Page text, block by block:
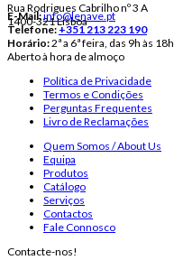
Rua Rodrigues Cabrilho nº 3 A
1400-321 Lisboa
E-Mail:info@lenave.pt
Telefone:+351 213 223 190
Horário:2ª a 6ª feira, das 9h às 18h
Aberto à hora de almoço
Política de Privacidade
Termos e Condições
Perguntas Frequentes
Livro de Reclamações
Quem Somos / About Us
Equipa
Produtos
Catálogo
Serviços
Contactos
Fale Connosco
Contacte-nos!